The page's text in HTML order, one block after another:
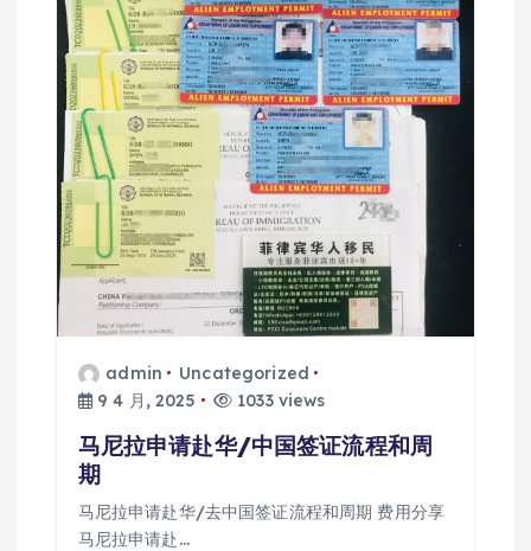
admin
Uncategorized
9 4 月, 2025
1033 views
马尼拉申请赴华/中国签证流程和周
期
马尼拉申请赴华/去中国签证流程和周期 费用分享
马尼拉申请赴…